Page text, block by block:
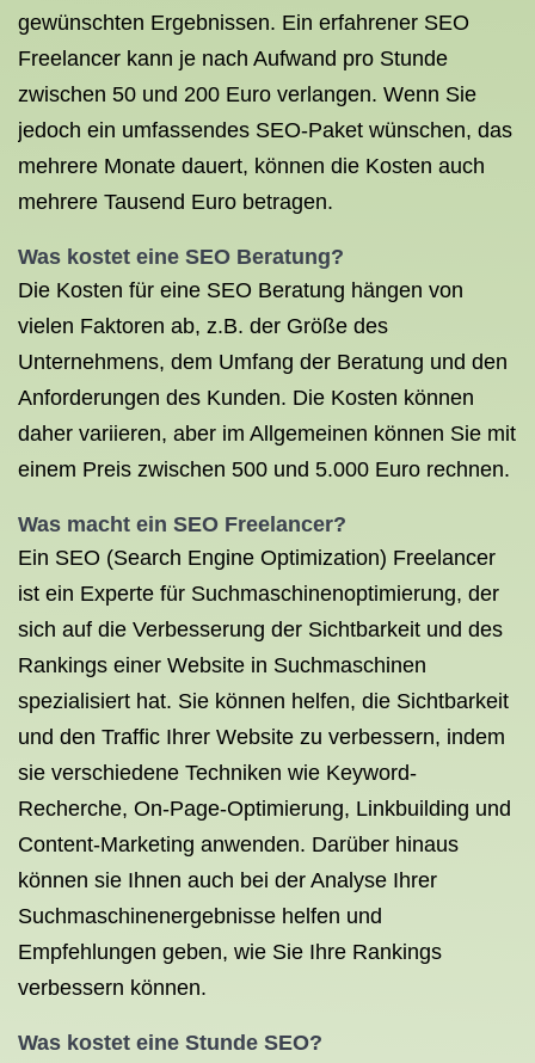
gewünschten Ergebnissen. Ein erfahrener SEO
Freelancer kann je nach Aufwand pro Stunde
zwischen 50 und 200 Euro verlangen. Wenn Sie
jedoch ein umfassendes SEO-Paket wünschen, das
mehrere Monate dauert, können die Kosten auch
mehrere Tausend Euro betragen.
Was kostet eine SEO Beratung?
Die Kosten für eine SEO Beratung hängen von
vielen Faktoren ab, z.B. der Größe des
Unternehmens, dem Umfang der Beratung und den
Anforderungen des Kunden. Die Kosten können
daher variieren, aber im Allgemeinen können Sie mit
einem Preis zwischen 500 und 5.000 Euro rechnen.
Was macht ein SEO Freelancer?
Ein SEO (Search Engine Optimization) Freelancer
ist ein Experte für Suchmaschinenoptimierung, der
sich auf die Verbesserung der Sichtbarkeit und des
Rankings einer Website in Suchmaschinen
spezialisiert hat. Sie können helfen, die Sichtbarkeit
und den Traffic Ihrer Website zu verbessern, indem
sie verschiedene Techniken wie Keyword-
Recherche, On-Page-Optimierung, Linkbuilding und
Content-Marketing anwenden. Darüber hinaus
können sie Ihnen auch bei der Analyse Ihrer
Suchmaschinenergebnisse helfen und
Empfehlungen geben, wie Sie Ihre Rankings
verbessern können.
Was kostet eine Stunde SEO?